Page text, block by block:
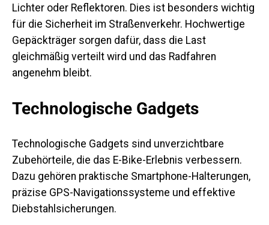
Lichter oder Reflektoren. Dies ist besonders wichtig
für die Sicherheit im Straßenverkehr. Hochwertige
Gepäckträger sorgen dafür, dass die Last
gleichmäßig verteilt wird und das Radfahren
angenehm bleibt.
Technologische Gadgets
Technologische Gadgets sind unverzichtbare
Zubehörteile, die das E-Bike-Erlebnis verbessern.
Dazu gehören praktische Smartphone-Halterungen,
präzise GPS-Navigationssysteme und effektive
Diebstahlsicherungen.